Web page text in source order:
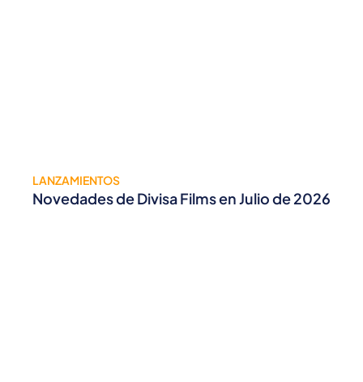
LANZAMIENTOS
Novedades de Divisa Films en Julio de 2026